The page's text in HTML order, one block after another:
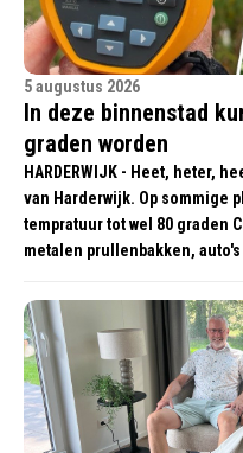
5 augustus 2026
In deze binnenstad
graden worden
HARDERWIJK - Heet, heter,
van Harderwijk. Op sommige
tempratuur tot wel 80 graden
metalen prullenbakken,